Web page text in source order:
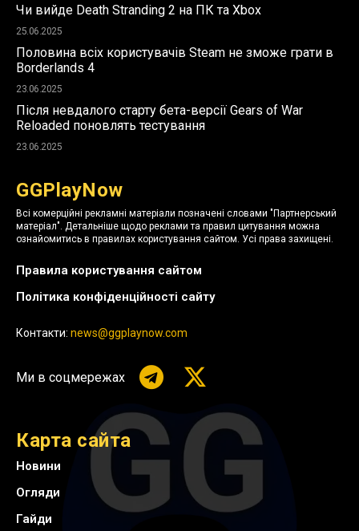
Чи вийде Death Stranding 2 на ПК та Xbox
25.06.2025
Половина всіх користувачів Steam не зможе грати в
Borderlands 4
23.06.2025
Після невдалого старту бета-версії Gears of War
Reloaded поновлять тестування
23.06.2025
GGPlayNow
Всі комерційні рекламні матеріали позначені словами "Партнерський
матеріал". Детальніше щодо реклами та правил цитування можна
ознайомитись в правилах користування сайтом. Усі права захищені.
Правила користування сайтом
Політика конфіденційності сайту
Контакти: news@ggplaynow.com
Ми в соцмережах
Карта сайта
Новини
Огляди
Гайди